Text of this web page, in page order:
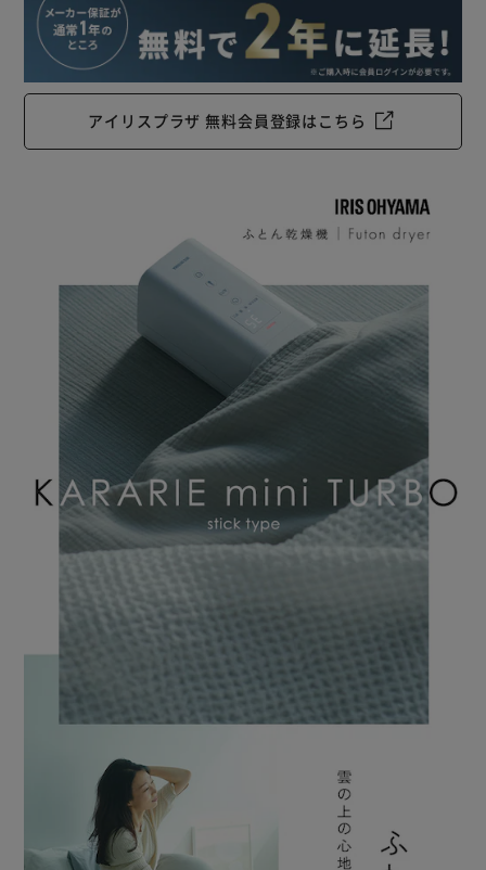
アイリスプラザ 無料会員登録はこちら